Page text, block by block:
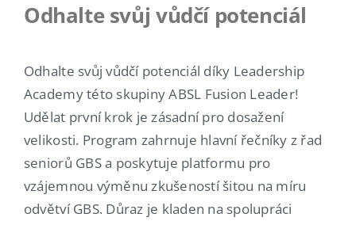
Odhalte svůj vůdčí potenciál
Odhalte svůj vůdčí potenciál díky Leadership
Academy této skupiny ABSL Fusion Leader!
Udělat první krok je zásadní pro dosažení
velikosti. Program zahrnuje hlavní řečníky z řad
seniorů GBS a poskytuje platformu pro
vzájemnou výměnu zkušeností šitou na míru
odvětví GBS. Důraz je kladen na spolupráci